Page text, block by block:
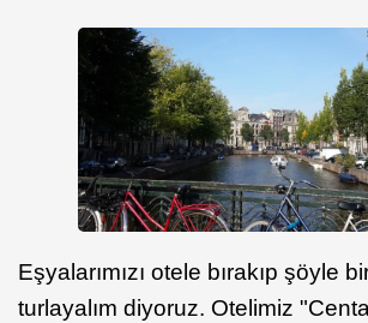
Eşyalarımızı otele bırakıp şöyle
turlayalım diyoruz. Otelimiz